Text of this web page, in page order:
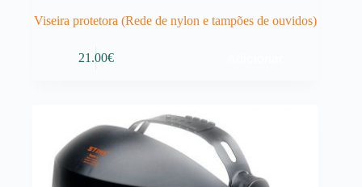
Viseira protetora (Rede de nylon e tampões de ouvidos)
21.00€